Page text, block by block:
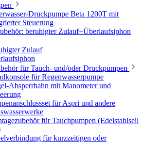
Druckpumpe Beta 1200T mit
Steuerung
beruhigter Zulauf+Überlaufsiphon
Zulauf
für Tauch- und/oder Druckpumpen
für Regenwasserpumpe
Absperrhahn mit Manometer und
für Aspri und andere
für Tauchpumpen (Edelstahlseil
für kurzzeitigen oder